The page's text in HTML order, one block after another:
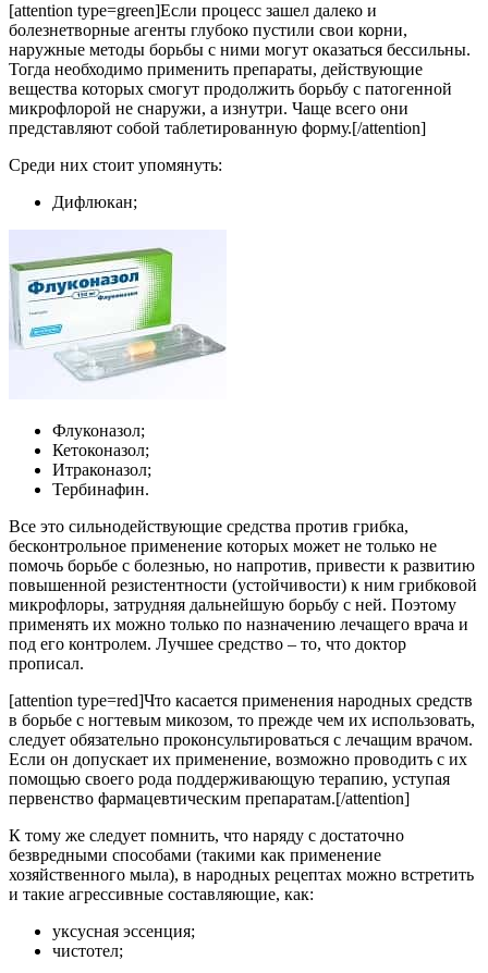
[attention type=green]Если процесс зашел далеко и
болезнетворные агенты глубоко пустили свои корни,
наружные методы борьбы с ними могут оказаться бессильны.
Тогда необходимо применить препараты, действующие
вещества которых смогут продолжить борьбу с патогенной
микрофлорой не снаружи, а изнутри. Чаще всего они
представляют собой таблетированную форму.[/attention]
Среди них стоит упомянуть:
Дифлюкан;
Флуконазол;
Кетоконазол;
Итраконазол;
Тербинафин.
Все это сильнодействующие средства против грибка,
бесконтрольное применение которых может не только не
помочь борьбе с болезнью, но напротив, привести к развитию
повышенной резистентности (устойчивости) к ним грибковой
микрофлоры, затрудняя дальнейшую борьбу с ней. Поэтому
применять их можно только по назначению лечащего врача и
под его контролем. Лучшее средство – то, что доктор
прописал.
[attention type=red]Что касается применения народных средств
в борьбе с ногтевым микозом, то прежде чем их использовать,
следует обязательно проконсультироваться с лечащим врачом.
Если он допускает их применение, возможно проводить с их
помощью своего рода поддерживающую терапию, уступая
первенство фармацевтическим препаратам.[/attention]
К тому же следует помнить, что наряду с достаточно
безвредными способами (такими как применение
хозяйственного мыла), в народных рецептах можно встретить
и такие агрессивные составляющие, как:
уксусная эссенция;
чистотел;